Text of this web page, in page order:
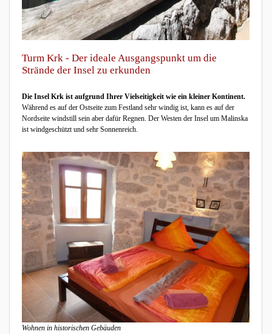
Turm Krk - Der ideale Ausgangspunkt um die
Strände der Insel zu erkunden
Die Insel Krk ist aufgrund Ihrer Vielseitigkeit wie ein kleiner Kontinent.
Während es auf der Ostseite zum Festland sehr windig ist, kann es auf der
Nordseite windstill sein aber dafür Regnen. Der Westen der Insel um Malinska
ist windgeschützt und sehr Sonnenreich.
Wohnen in historischen Gebäuden